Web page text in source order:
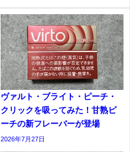
ヴァルト・ブライト・ピーチ・
クリックを吸ってみた！甘熟ピ
ーチの新フレーバーが登場
2026年7月27日